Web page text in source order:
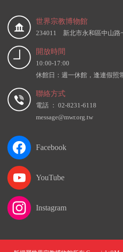
世界宗教博物館
234011 新北市永和區中山路
開放時間
10:00-17:00
休館日：週一休館，逢連假照
聯絡方式
電話 ： 02-8231-6118
message@mwr.org.tw
Facebook
YouTube
Instagram